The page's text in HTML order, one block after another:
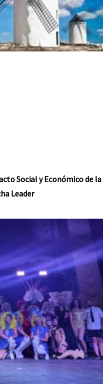
Social y Económico de la
Leader